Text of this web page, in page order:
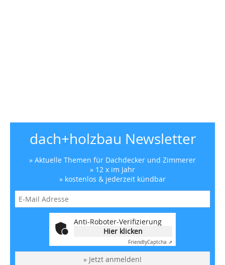
dach+holzbau Newsletter
» Aktuelle Themen für Dachdecker und Zimmerer
» 12 x im Jahr
» kostenlos & jederzeit kündbar
Anti-Roboter-Verifizierung
Hier klicken
FriendlyCaptcha ⇗
» Jetzt anmelden!